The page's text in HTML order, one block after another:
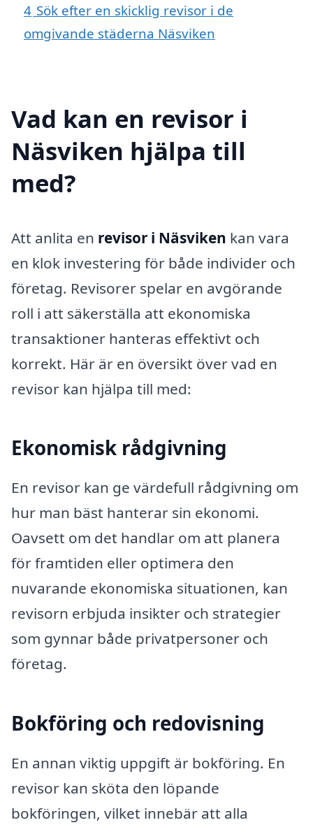
4 Sök efter en skicklig revisor i de
omgivande städerna Näsviken
Vad kan en revisor i
Näsviken hjälpa till
med?
Att anlita en revisor i Näsviken kan vara
en klok investering för både individer och
företag. Revisorer spelar en avgörande
roll i att säkerställa att ekonomiska
transaktioner hanteras effektivt och
korrekt. Här är en översikt över vad en
revisor kan hjälpa till med:
Ekonomisk rådgivning
En revisor kan ge värdefull rådgivning om
hur man bäst hanterar sin ekonomi.
Oavsett om det handlar om att planera
för framtiden eller optimera den
nuvarande ekonomiska situationen, kan
revisorn erbjuda insikter och strategier
som gynnar både privatpersoner och
företag.
Bokföring och redovisning
En annan viktig uppgift är bokföring. En
revisor kan sköta den löpande
bokföringen, vilket innebär att alla